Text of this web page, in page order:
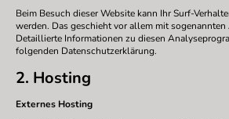
Beim Besuch dieser Website kann Ihr Surf-
werden. Das geschieht vor allem mit
Detaillierte Informationen zu diesen
folgenden Datenschutzerklärung.
2. Hosting
Externes Hosting